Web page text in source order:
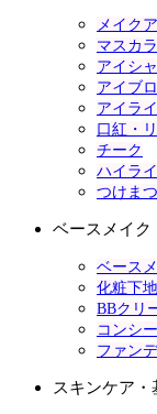
メイク
マスカラ
アイシ
アイブ
アイラ
口紅・
チーク
ハイラ
つけま
ベースメイク
ベース
化粧下
BBクリ
コンシ
ファン
スキンケア・